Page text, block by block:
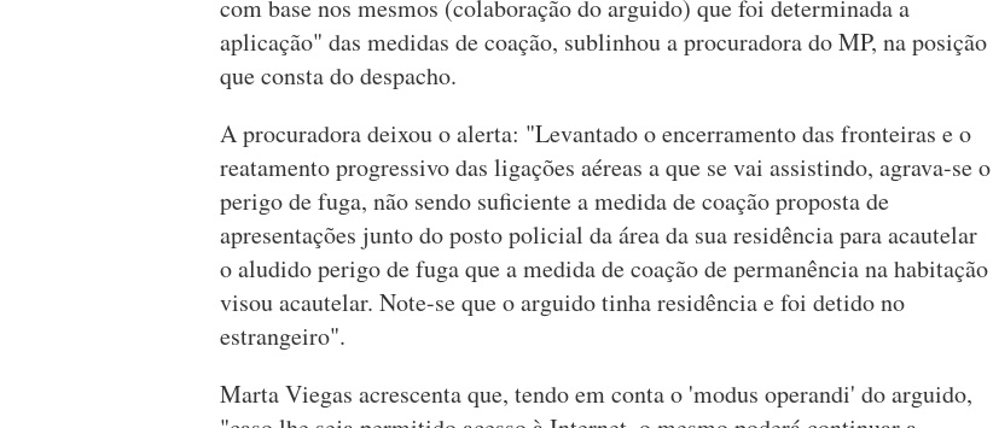
com base nos mesmos (colaboração do arguido) que foi determinada a
aplicação" das medidas de coação, sublinhou a procuradora do MP, na posição
que consta do despacho.
A procuradora deixou o alerta: "Levantado o encerramento das fronteiras e o
reatamento progressivo das ligações aéreas a que se vai assistindo, agrava-se o
perigo de fuga, não sendo suficiente a medida de coação proposta de
apresentações junto do posto policial da área da sua residência para acautelar
o aludido perigo de fuga que a medida de coação de permanência na habitação
visou acautelar. Note-se que o arguido tinha residência e foi detido no
estrangeiro".
Marta Viegas acrescenta que, tendo em conta o 'modus operandi' do arguido,